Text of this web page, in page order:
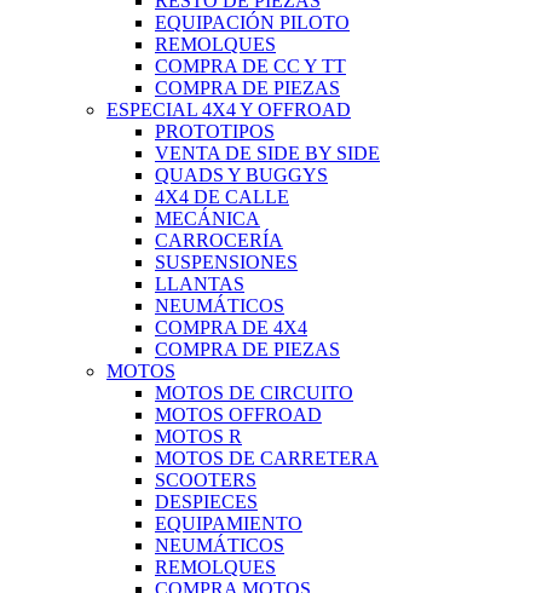
EQUIPACIÓN PILOTO
REMOLQUES
COMPRA DE CC Y TT
COMPRA DE PIEZAS
ESPECIAL 4X4 Y OFFROAD
PROTOTIPOS
VENTA DE SIDE BY SIDE
QUADS Y BUGGYS
4X4 DE CALLE
MECÁNICA
CARROCERÍA
SUSPENSIONES
LLANTAS
NEUMÁTICOS
COMPRA DE 4X4
COMPRA DE PIEZAS
MOTOS
MOTOS DE CIRCUITO
MOTOS OFFROAD
MOTOS R
MOTOS DE CARRETERA
SCOOTERS
DESPIECES
EQUIPAMIENTO
NEUMÁTICOS
REMOLQUES
COMPRA MOTOS